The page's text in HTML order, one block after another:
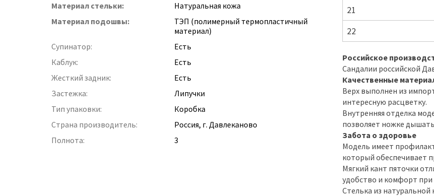
Материал стельки:
Натуральная кожа
Материал подошвы:
ТЭП (полимерный термопластичный
материал)
Супинатор:
Есть
Каблук:
Есть
Жесткий задник:
Есть
Застежка:
Липучки
Тип упаковки:
Коробка
Страна производитель:
Россия, г. Давлеканово
Полнота:
3
21
22
Российское
Сандалии российской
Качественные
Верх выполнен из
интересную расцветку.
Внутренняя отделка
позволяет ножке
Забота о здоровье
Модель имеет
который обеспечивает
Мягкий кант пяточки
удобство и комфорт при
Стелька из натуральной